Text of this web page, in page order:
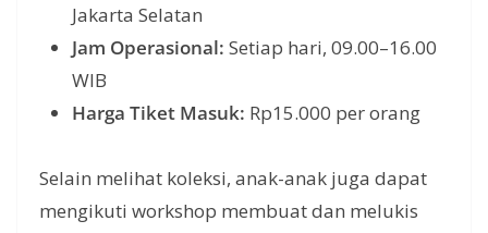
Jakarta Selatan
Jam Operasional: Setiap hari, 09.00–16.00
WIB
Harga Tiket Masuk: Rp15.000 per orang
Selain melihat koleksi, anak-anak juga dapat
mengikuti workshop membuat dan melukis